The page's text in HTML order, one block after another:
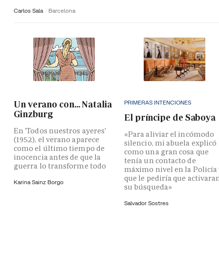
Carlos Sala Barcelona
Un verano con... Natalia
Ginzburg
En 'Todos nuestros ayeres'
(1952), el verano aparece
como el último tiempo de
inocencia antes de que la
guerra lo transforme todo
Karina Sainz Borgo
PRIMERAS INTENCIONES
El príncipe de Saboya
«Para aliviar el incómodo
silencio, mi abuela explicó
como una gran cosa que
tenía un contacto de
máximo nivel en la Policía
que le pediría que
su búsqueda»
Salvador Sostres